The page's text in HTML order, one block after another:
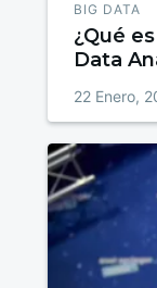
BIG DATA
¿Qué
Data
22 Enero,